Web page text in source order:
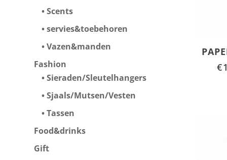
Scents
servies&toebehoren
Vazen&manden
Fashion
Sieraden/Sleutelhangers
Sjaals/Mutsen/Vesten
Tassen
Food&drinks
Gift
€